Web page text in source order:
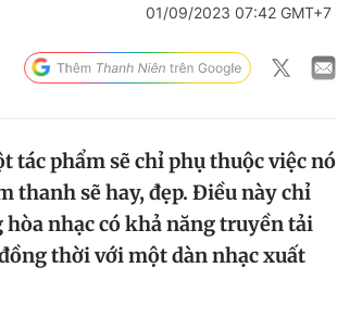
01/09/2023 07:42 GMT+7
tác phẩm sẽ chỉ phụ thuộc việc nó
thanh sẽ hay, đẹp. Điều này chỉ
nhạc có khả năng truyền tải
thời với một dàn nhạc xuất